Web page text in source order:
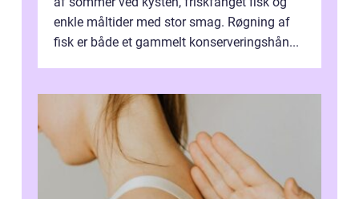
enkle måltider med stor smag. Røgning af
fisk er både et gammelt konserveringshån...